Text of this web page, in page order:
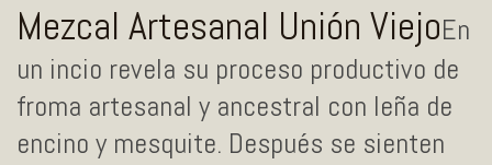
Mezcal Artesanal Unión ViejoEn
un incio revela su proceso productivo de
froma artesanal y ancestral con leña de
encino y mesquite. Después se sienten